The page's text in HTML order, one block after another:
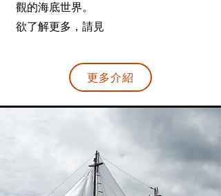
觀的海底世界。
欲了解更多，請見
更多介紹